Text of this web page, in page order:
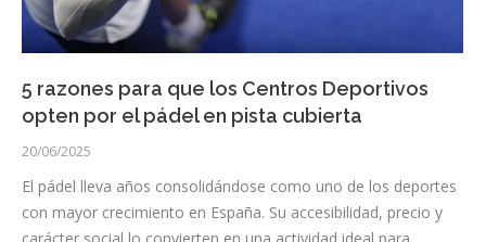
5 razones para que los Centros Deportivos
opten por el pádel en pista cubierta
20/06/2025
El pádel lleva años consolidándose como uno de los deportes
con mayor crecimiento en España. Su accesibilidad, precio y